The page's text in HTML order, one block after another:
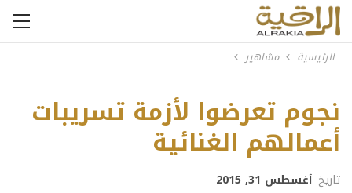
الرئيسية مشاهير
نجوم تعرضوا لأزمة تسريبات
أعمالهم الغنائية
تاريخ أغسطس 31, 2015